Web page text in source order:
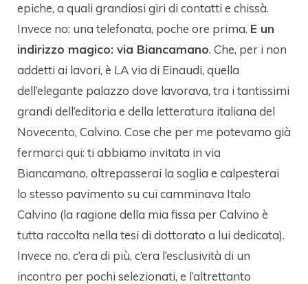
epiche, a quali grandiosi giri di contatti e chissà.
Invece no: una telefonata, poche ore prima. E un
indirizzo magico: via Biancamano. Che, per i non
addetti ai lavori, è LA via di Einaudi, quella
dell’elegante palazzo dove lavorava, tra i tantissimi
grandi dell’editoria e della letteratura italiana del
Novecento, Calvino. Cose che per me potevamo già
fermarci qui: ti abbiamo invitata in via
Biancamano, oltrepasserai la soglia e calpesterai
lo stesso pavimento su cui camminava Italo
Calvino (la ragione della mia fissa per Calvino è
tutta raccolta nella tesi di dottorato a lui dedicata).
Invece no, c’era di più, c’era l’esclusività di un
incontro per pochi selezionati, e l’altrettanto